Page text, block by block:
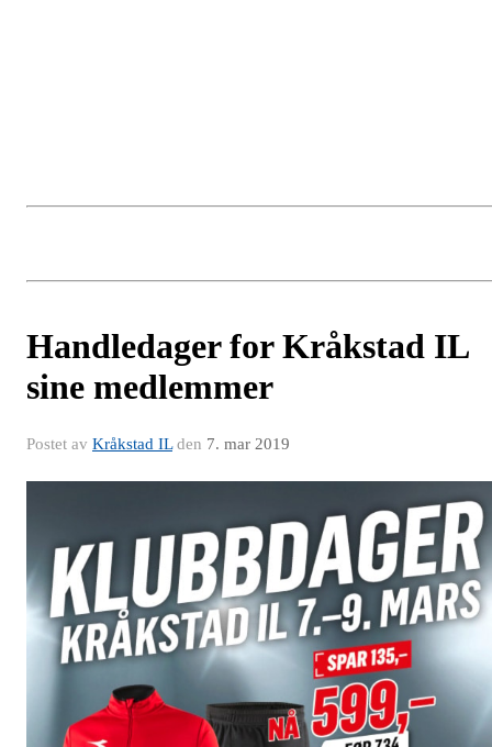
Handledager for Kråkstad IL
sine medlemmer
Postet av Kråkstad ILden 7. mar 2019